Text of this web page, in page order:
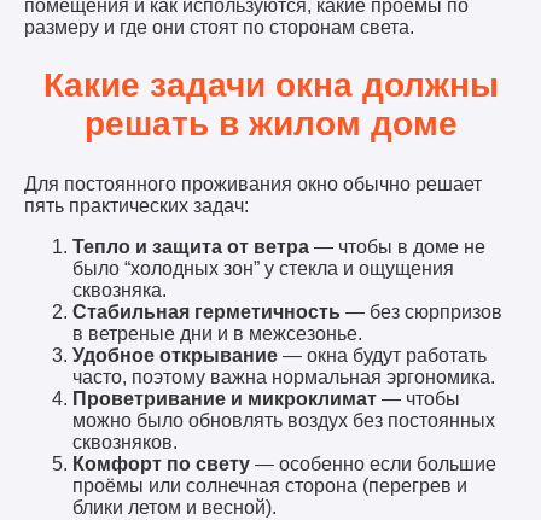
помещения и как используются, какие проёмы по
размеру и где они стоят по сторонам света.
Какие задачи окна должны
решать в жилом доме
Для постоянного проживания окно обычно решает
пять практических задач:
Тепло и защита от ветра — чтобы в доме не
было “холодных зон” у стекла и ощущения
сквозняка.
Стабильная герметичность — без сюрпризов
в ветреные дни и в межсезонье.
Удобное открывание — окна будут работать
часто, поэтому важна нормальная эргономика.
Проветривание и микроклимат — чтобы
можно было обновлять воздух без постоянных
сквозняков.
Комфорт по свету — особенно если большие
проёмы или солнечная сторона (перегрев и
блики летом и весной).